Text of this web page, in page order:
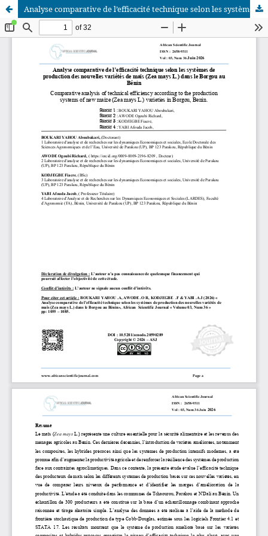
Analyse comparative de l’efficacité technique selon les systèmes de production des nouvelles variétés de maïs (Zea mays L.) dans le Borgou au Bénin
African Scientific Journal (ASJ)
ISSN : 2658-9311
African SJ © 2025 tous droits réservés. Developpé par
BestGest